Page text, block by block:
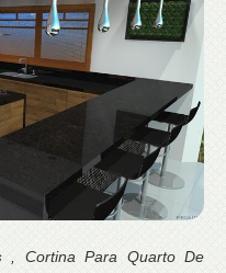
, Cortina Para Quarto De